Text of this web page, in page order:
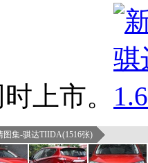
上市。
图集-骐达TIIDA(1516张)